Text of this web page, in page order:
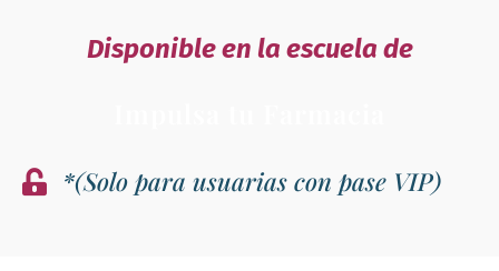
Disponible en la escuela de
*(Solo para usuarias con pase VIP)